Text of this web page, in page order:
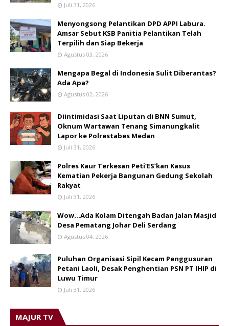
Juli 31, 2026
Menyongsong Pelantikan DPD APPI Labura.
Amsar Sebut KSB Panitia Pelantikan Telah
Terpilih dan Siap Bekerja
Agustus 03, 2026
Mengapa Begal di Indonesia Sulit Diberantas?
Ada Apa?
Agustus 02, 2026
Diintimidasi Saat Liputan di BNN Sumut,
Oknum Wartawan Tenang Simanungkalit
Lapor ke Polrestabes Medan
Juli 31, 2026
Polres Kaur Terkesan Peti‘ES’kan Kasus
Kematian Pekerja Bangunan Gedung Sekolah
Rakyat
Juli 31, 2026
Wow...Ada Kolam Ditengah Badan Jalan Masjid
Desa Pematang Johar Deli Serdang
Agustus 04, 2026
Puluhan Organisasi Sipil Kecam Penggusuran
Petani Laoli, Desak Penghentian PSN PT IHIP di
Luwu Timur
Juli 31, 2026
MAJUR TV